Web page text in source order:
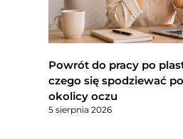
Powrót do pracy po
czego się spodziewać
okolicy oczu
5 sierpnia 2026